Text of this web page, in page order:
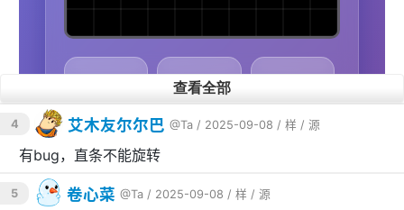
查看全部
4 艾木友尔尔巴 @Ta / 2025-09-08 / 样 / 源
有bug，直条不能旋转
5 卷心菜 @Ta / 2025-09-08 / 样 / 源